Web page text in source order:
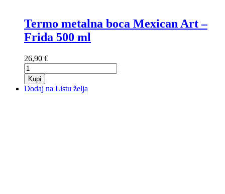
Termo metalna boca Mexican Art –
Frida 500 ml
26,90 €
Kupi
Dodaj na Listu želja